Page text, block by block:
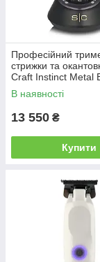
Професійний
стрижки та
Craft Instinct Metal
(SCITRIME)
В наявності
13 550 ₴
Купити